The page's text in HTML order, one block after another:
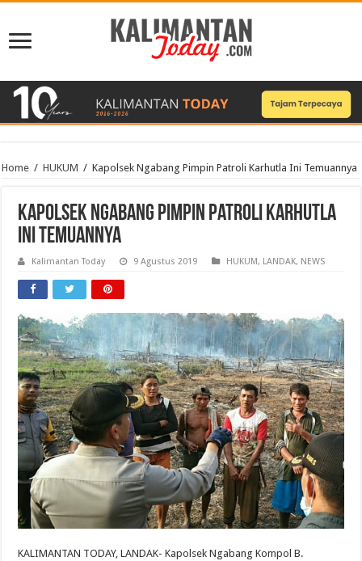
Home / HUKUM / Kapolsek Ngabang Pimpin Patroli Karhutla Ini Temuannya
Kapolsek Ngabang Pimpin Patroli Karhutla
Ini Temuannya
Kalimantan Today 9 Agustus 2019 HUKUM, LANDAK, NEWS
KALIMANTAN TODAY, LANDAK- Kapolsek Ngabang Kompol B.